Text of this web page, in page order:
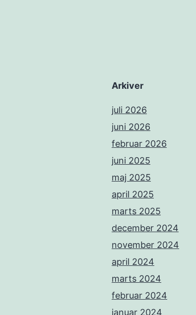
Arkiver
juli 2026
juni 2026
februar 2026
juni 2025
maj 2025
april 2025
marts 2025
december 2024
november 2024
april 2024
marts 2024
februar 2024
januar 2024